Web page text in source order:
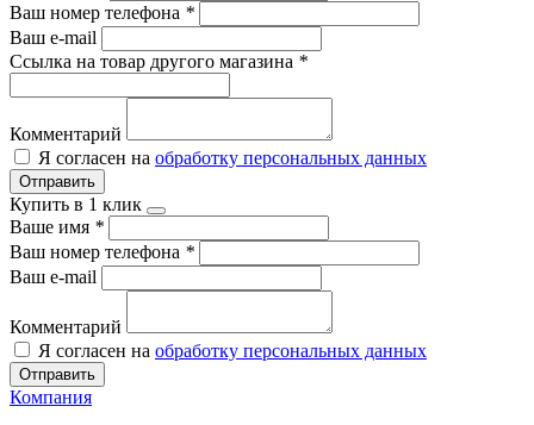
Ваш номер телефона *
Ваш e-mail
Ссылка на товар другого магазина *
Комментарий
Я согласен на обработку персональных данных
Отправить
Купить в 1 клик
Ваше имя *
Ваш номер телефона *
Ваш e-mail
Комментарий
Я согласен на обработку персональных данных
Отправить
Компания